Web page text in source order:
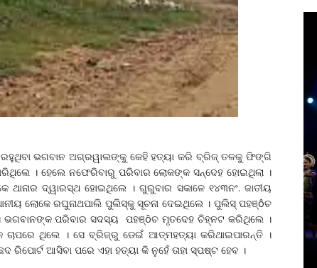
ରହୁଥିବା ଭଗବାନ ଅଗ୍ରୱାଲଙ୍କୁ କେହି ହତ୍ୟା କରି ବ୍ରିଜ୍ ତଳକୁ ଫିଙ୍ଗି
। ହେଲେ ନଫେରିବାରୁ ପରିବାର ଲୋକଙ୍କ ସନ୍ଦେହ ହୋଇଥିଲା ।
ଦ୍ୱାରସ୍ଥ ହୋଇଥିଲେ । ଗୁରୁବାର ସକାଳେ ୧୪୩ନଂ. ଜାତୀୟ
ଲୋକେ ରଘୁନାଥପାଲି ପୁଲିସ୍‌କୁ ସୂଚନା ଦେଇଥିଲେ । ପୁଲିସ୍ ପହଞ୍ôଚ
। ଭଗବାନଙ୍କ ପରିବାର ସଦସ୍ୟ ପହଞ୍ôଚ ମୃତଦେହ ଚିହ୍ନଟ କରିଥିଲେ ।
ଚାପରେ ଥିଲେ । ସେ ବ୍ରିଜ୍‌ରୁ ଡେଇଁ ଆତ୍ମହତ୍ୟା କରିଥାଇପାରନ୍ତି ।
ଆସିବା ପରେ ଏହା ହତ୍ୟା କି ନୁହେଁ ତାହା ସ୍ପଷ୍ଟ ହେବ ।